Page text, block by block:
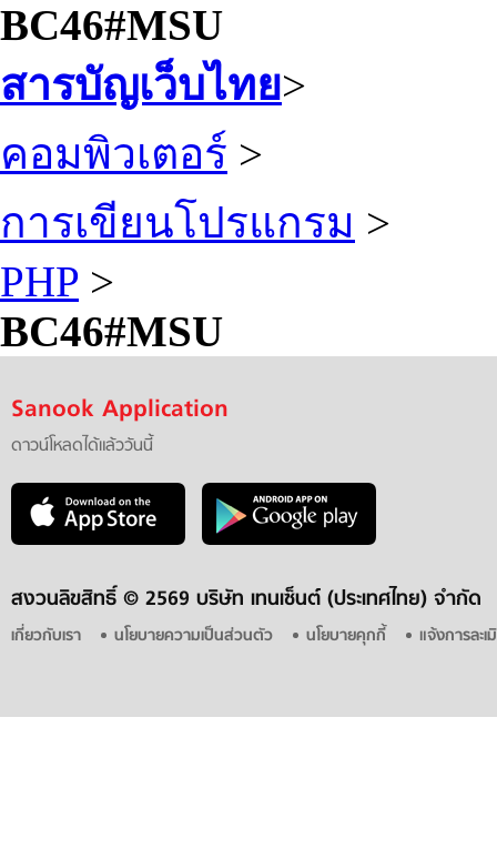
BC46#MSU
สารบัญเว็บไทย>
คอมพิวเตอร์ >
การเขียนโปรแกรม >
PHP >
BC46#MSU
Sanook Application
ดาวน์โหลดได้แล้ววันนี้
สงวนลิขสิทธิ์ © 2569 บริษัท เทนเซ็นต์ (ประเทศไทย) จำกัด
เกี่ยวกับเรา นโยบายความเป็นส่วนตัว นโยบายคุกกี้ แจ้งการละ